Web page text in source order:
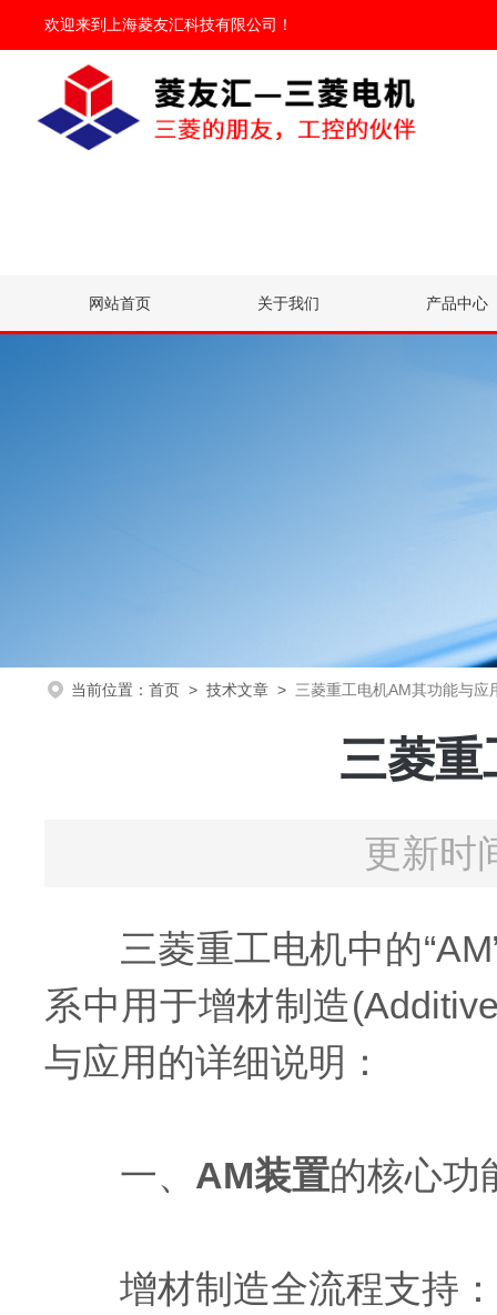
欢迎来到 上海菱友汇科技有限公司 ！
网站首页 关于我们 产品中心
当前位置： 首页 > 技术文章 > 三菱重工电机AM其功能与应
三菱
更新时
三菱重工电机中的“AM”
系中用于增材制造
与应用的详细说明：
一、 AM装置的核心功
增材制造全流程支持：